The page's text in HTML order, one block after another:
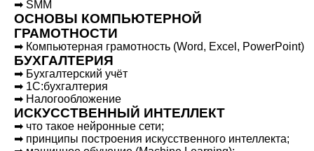
➡ SMM
ОСНОВЫ КОМПЬЮТЕРНОЙ
ГРАМОТНОСТИ
➡ Компьютерная грамотность (Word, Excel, PowerPoint)
БУХГАЛТЕРИЯ
➡ Бухгалтерский учёт
➡ 1С:бухгалтерия
➡ Налогообложение
ИСКУССТВЕННЫЙ ИНТЕЛЛЕКТ
➡ что такое нейронные сети;
➡ принципы построения искусственного интеллекта;